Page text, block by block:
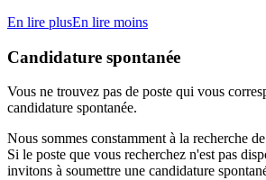
En lire plusEn lire moins
Candidature spontanée
Vous ne trouvez pas de poste qui vous
candidature spontanée.
Nous sommes constamment à la recherche
Si le poste que vous recherchez n'est pas
invitons à soumettre une candidature